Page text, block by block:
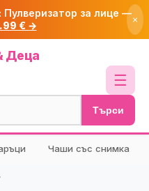
Пулверизатор за лице —
€ →
×
Деца
☰
Търси
Чаши със снимка